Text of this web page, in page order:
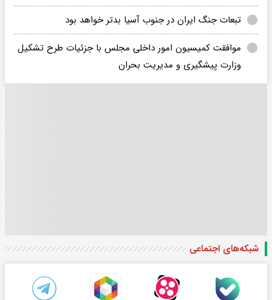
تبعات جنگ ایران در جنوب آسیا بدتر خواهد بود
موافقت کمیسیون امور داخلی مجلس با جزئیات طرح تشکیل
وزارت پیشگیری و مدیریت بحران
شبکه‌های اجتماعی